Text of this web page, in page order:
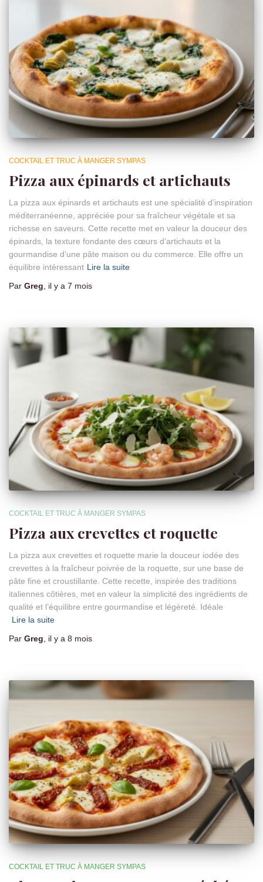
COCKTAIL ET TRUC À MANGER SYMPAS
Pizza aux épinards et artichauts
La pizza aux épinards et artichauts est une spécialité d’inspiration
méditerranéenne, appréciée pour sa fraîcheur végétale et sa
richesse en saveurs. Cette recette met en valeur la douceur des
épinards, la texture fondante des cœurs d’artichauts et la
gourmandise d’une pâte maison ou du commerce. Elle offre un
équilibre intéressant Lire la suite
Par Greg , il y a 7 mois
COCKTAIL ET TRUC À MANGER SYMPAS
Pizza aux crevettes et roquette
La pizza aux crevettes et roquette marie la douceur iodée des
crevettes à la fraîcheur poivrée de la roquette, sur une base de
pâte fine et croustillante. Cette recette, inspirée des traditions
italiennes côtières, met en valeur la simplicité des ingrédients de
qualité et l’équilibre entre gourmandise et légèreté. Idéale
Lire la suite
Par Greg , il y a 8 mois
COCKTAIL ET TRUC À MANGER SYMPAS